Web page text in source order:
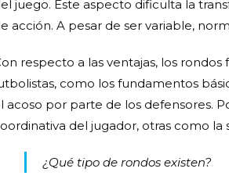
juego. Este aspecto dificulta la
acción. A pesar de ser variable,
respecto a las ventajas, los
como los fundamentos
acoso por parte de los defensores.
del jugador, otras como la
¿Qué tipo de rondos existen?